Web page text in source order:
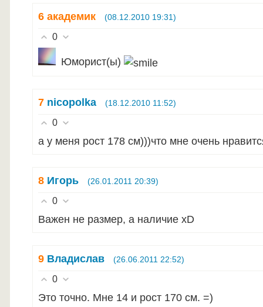
6 академик (08.12.2010 19:31)
0
Юморист(ы)
7 nicopolka (18.12.2010 11:52)
0
а у меня рост 178 см)))что мне очень
8 Игорь (26.01.2011 20:39)
0
Важен не размер, а наличие xD
9 Владислав (26.06.2011 22:52)
0
Это точно. Мне 14 и рост 170 см. =)